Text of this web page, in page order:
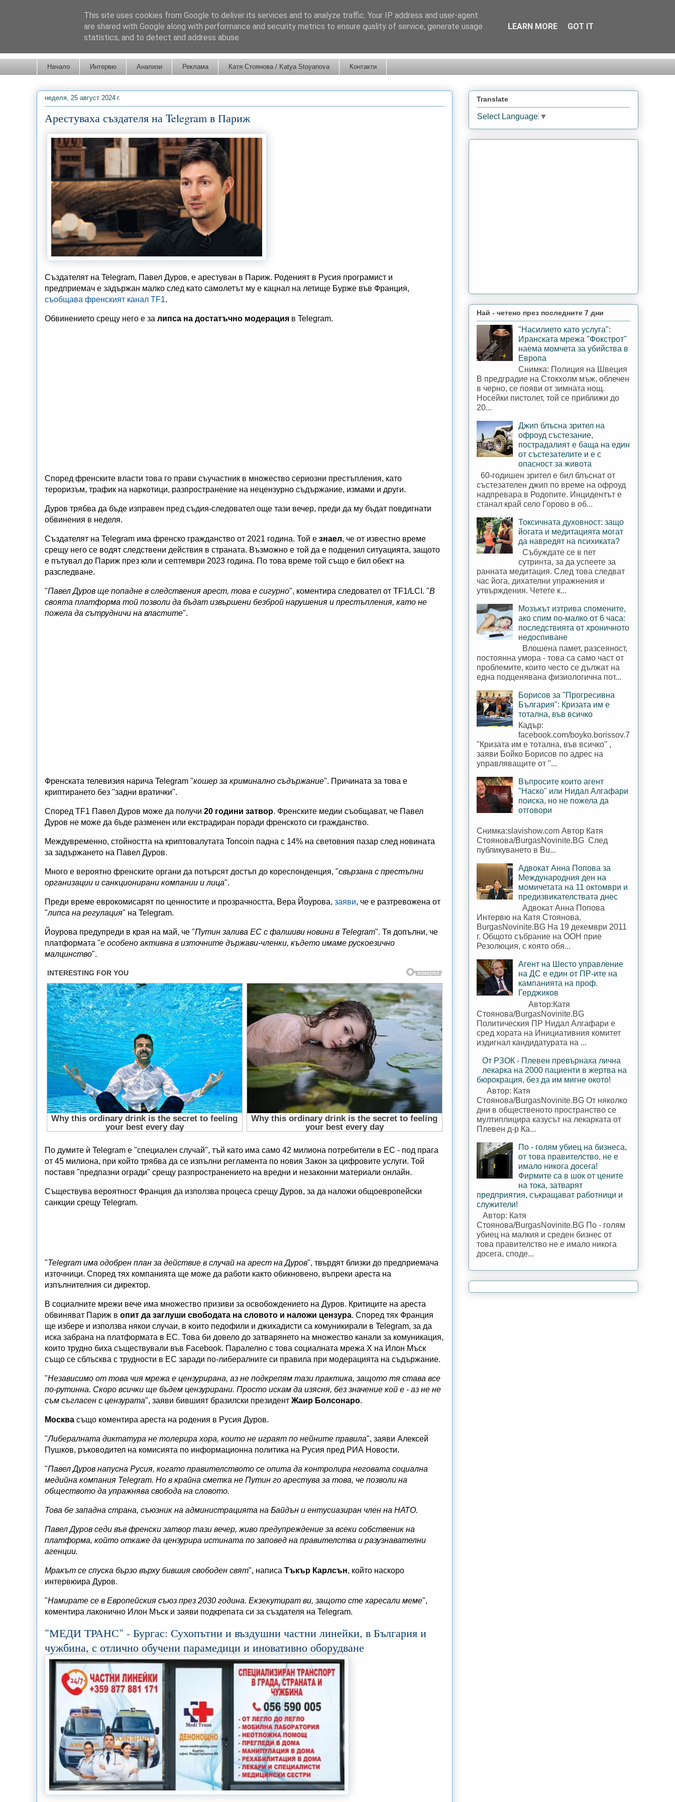
Начало Интервю Анализи Реклама Катя Стоянова / Katya Stoyanova Контакти
неделя, 25 август 2024 г.
Арестуваха създателя на Telegram в Париж
Създателят на Telegram, Павел Дуров, е арестуван в Париж. Роденият в Русия програмист и
предприемач е задържан малко след като самолетът му е кацнал на летище Бурже във Франция,
съобщава френският канал TF1.
Обвинението срещу него е за липса на достатъчно модерация в Telegram.
Според френските власти това го прави съучастник в множество сериозни престъпления, като
тероризъм, трафик на наркотици, разпространение на нецензурно съдържание, измами и други.
Дуров трябва да бъде изправен пред съдия-следовател още тази вечер, преди да му бъдат повдигнати
обвинения в неделя.
Създателят на Telegram има френско гражданство от 2021 година. Той е знаел, че от известно време
срещу него се водят следствени действия в страната. Възможно е той да е подценил ситуацията, защото
е пътувал до Париж през юли и септември 2023 година. По това време той също е бил обект на
разследване.
"Павел Дуров ще попадне в следствения арест, това е сигурно", коментира следовател от TF1/LCI. "В
своята платформа той позволи да бъдат извършени безброй нарушения и престъпления, като не
пожела да сътрудничи на властите".
Френската телевизия нарича Telegram "кошер за криминално съдържание". Причината за това е
криптирането без "задни вратички".
Според TF1 Павел Дуров може да получи 20 години затвор. Френските медии съобщават, че Павел
Дуров не може да бъде разменен или екстрадиран поради френското си гражданство.
Междувременно, стойността на криптовалутата Toncoin падна с 14% на световния пазар след новината
за задържането на Павел Дуров.
Много е вероятно френските органи да потърсят достъп до кореспонденция, "свързана с престъпни
организации и санкционирани компании и лица".
Преди време еврокомисарят по ценностите и прозрачността, Вера Йоурова, заяви, че е разтревожена от
"липса на регулация" на Telegram.
Йоурова предупреди в края на май, че "Путин залива ЕС с фалшиви новини в Telegram". Тя допълни, че
платформата "е особено активна в източните държави-членки, където имаме рускоезично
малцинство".
По думите ѝ Telegram е "специален случай", тъй като има само 42 милиона потребители в ЕС - под прага
от 45 милиона, при който трябва да се изпълни регламента по новия Закон за цифровите услуги. Той
поставя "предпазни огради" срещу разпространението на вредни и незаконни материали онлайн.
Съществува вероятност Франция да използва процеса срещу Дуров, за да наложи общоевропейски
санкции срещу Telegram.
"Telegram има одобрен план за действие в случай на арест на Дуров", твърдят близки до предприемача
източници. Според тях компанията ще може да работи както обикновено, въпреки ареста на
изпълнителния си директор.
В социалните мрежи вече има множество призиви за освобождението на Дуров. Критиците на ареста
обвиняват Париж в опит да заглуши свободата на словото и наложи цензура. Според тях Франция
ще избере и използва някои случаи, в които педофили и джихадисти са комуникирали в Telegram, за да
иска забрана на платформата в ЕС. Това би довело до затварянето на множество канали за комуникация,
които трудно биха съществували във Facebook. Паралелно с това социалната мрежа Х на Илон Мъск
също се сблъсква с трудности в ЕС заради по-либералните си правила при модерацията на съдържание.
"Независимо от това чия мрежа е цензурирана, аз не подкрепям тази практика, защото тя става все
по-рутинна. Скоро всички ще бъдем цензурирани. Просто искам да изясня, без значение кой е - аз не не
съм съгласен с цензурата", заяви бившият бразилски президент Жаир Болсонаро.
Москва също коментира ареста на родения в Русия Дуров.
"Либералната диктатура не толерира хора, които не играят по нейните правила", заяви Алексей
Пушков, ръководител на комисията по информационна политика на Русия пред РИА Новости.
"Павел Дуров напусна Русия, когато правителството се опита да контролира неговата социална
медийна компания Telegram. Но в крайна сметка не Путин го арестува за това, че позволи на
обществото да упражнява свобода на словото.
Това бе западна страна, съюзник на администрацията на Байдън и ентусиазиран член на НАТО.
Павел Дуров седи във френски затвор тази вечер, живо предупреждение за всеки собственик на
платформа, който откаже да цензурира истината по заповед на правителства и разузнавателни
агенции.
Мракът се спуска бързо върху бившия свободен свят", написа Тъкър Карлсън, който наскоро
интервюира Дуров.
"Намирате се в Европейския съюз през 2030 година. Екзекутират ви, защото сте харесали меме",
коментира лаконично Илон Мъск и заяви подкрепата си за създателя на Telegram.
"МЕДИ ТРАНС" - Бургас: Сухопътни и въздушни частни линейки, в България и
чужбина, с отлично обучени парамедици и иновативно оборудване
Translate
Select Language ▼
Най - четено през последните 7 дни
"Насилието като услуга":
Иранската мрежа "Фокстрот"
наема момчета за убийства в
Европа
Снимка: Полиция на Швеция
В предградие на Стокхолм мъж, облечен
в черно, се появи от зимната нощ.
Носейки пистолет, той се приближи до
20...
Джип блъсна зрител на
офроуд състезание,
пострадалият е баща на един
от състезателите и е с
опасност за живота
60-годишен зрител е бил блъснат от
състезателен джип по време на офроуд
надпревара в Родопите. Инцидентът е
станал край село Горово в об...
Токсичната духовност: защо
йогата и медитацията могат
да навредят на психиката?
Събуждате се в пет
сутринта, за да успеете за
ранната медитация. След това следват
час йога, дихателни упражнения и
утвърждения. Четете к...
Мозъкът изтрива спомените,
ако спим по-малко от 6 часа:
последствията от хроничното
недоспиване
Влошена памет, разсеяност,
постоянна умора - това са само част от
проблемите, които често се дължат на
една подценявана физиологична пот...
Борисов за "Прогресивна
България": Кризата им е
тотална, във всичко
Кадър:
facebook.com/boyko.borissov.7
"Кризата им е тотална, във всичко" ,
заяви Бойко Борисов по адрес на
управляващите от "...
Въпросите които агент
"Наско" или Нидал Алгафари
поиска, но не пожела да
отговори
Снимка:slavishow.com Автор Катя
Стоянова/BurgasNovinite.BG След
публикуването в Bu...
Адвокат Анна Попова за
Международния ден на
момичетата на 11 октомври и
предизвикателствата днес
Адвокат Анна Попова
Интервю на Катя Стоянова,
BurgasNovinite.BG На 19 декември 2011
г. Общото събрание на ООН прие
Резолюция, с която обя...
Агент на Шесто управление
на ДС е един от ПР-ите на
кампанията на проф.
Герджиков
Автор:Катя
Стоянова/BurgasNovinite.BG
Политическия ПР Нидал Алгафари е
сред хората на Инициативния комитет
издигнал кандидатурата на ...
От РЗОК - Плевен превърнаха лична
лекарка на 2000 пациенти в жертва на
бюрокрация, без да им мигне окото!
Автор: Катя
Стоянова/BurgasNovinite.BG От няколко
дни в общественото пространство се
мултиплицира казусът на лекарката от
Плевен д-р Ка...
По - голям убиец на бизнеса,
от това правителство, не е
имало никога досега!
Фирмите са в шок от цените
на тока, затварят
предприятия, съкращават работници и
служители!
Автор: Катя
Стоянова/BurgasNovinite.BG По - голям
убиец на малкия и среден бизнес от
това правителство не е имало никога
досега, споде...
This site uses cookies from Google to deliver its services and to analyze traffic. Your IP address and user-agent
are shared with Google along with performance and security metrics to ensure quality of service, generate usage
statistics, and to detect and address abuse.
LEARN MORE GOT IT